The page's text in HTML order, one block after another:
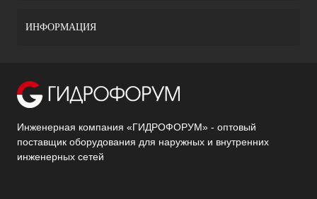
ИНФОРМАЦИЯ
Инженерная компания «ГИДРОФОРУМ» - оптовый
поставщик оборудования для наружных и внутренних
инженерных сетей